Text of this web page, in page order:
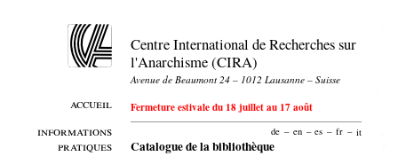
accueil
informations
pratiques
Centre International de Recherches sur
l'Anarchisme (CIRA)
Avenue de Beaumont 24 – 1012 Lausanne – Suisse
Fermeture estivale du 18 juillet au 17 août
de – en – es – fr – it
Catalogue de la bibliothèque